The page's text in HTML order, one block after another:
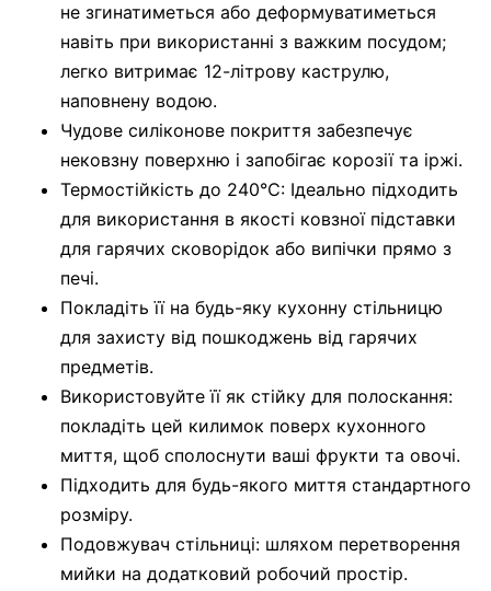
не згинатиметься або деформуватиметься
навіть при використанні з важким посудом;
легко витримає 12-літрову каструлю,
наповнену водою.
Чудове силіконове покриття забезпечує
нековзну поверхню і запобігає корозії та іржі.
Термостійкість до 240℃: Ідеально підходить
для використання в якості ковзної підставки
для гарячих сковорідок або випічки прямо з
печі.
Покладіть її на будь-яку кухонну стільницю
для захисту від пошкоджень від гарячих
предметів.
Використовуйте її як стійку для полоскання:
покладіть цей килимок поверх кухонного
миття, щоб сполоснути ваші фрукти та овочі.
Підходить для будь-якого миття стандартного
розміру.
Подовжувач стільниці: шляхом перетворення
мийки на додатковий робочий простір.